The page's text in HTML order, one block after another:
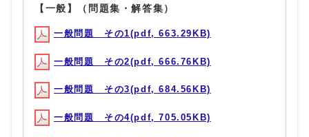
【一般】（問題集・解答集）
一般問題 その1(pdf, 663.29KB)
一般問題 その2(pdf, 666.76KB)
一般問題 その3(pdf, 684.56KB)
一般問題 その4(pdf, 705.05KB)